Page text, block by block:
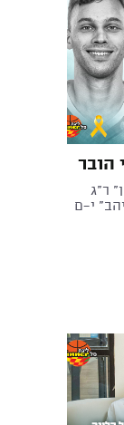
ר"ג
יהב" י-ם